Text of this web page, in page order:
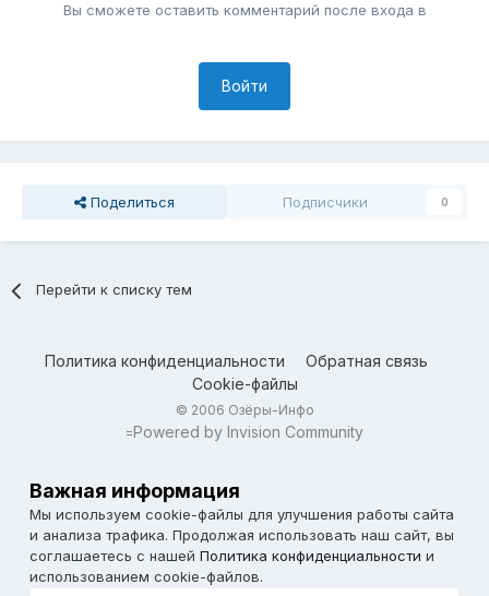
Вы сможете оставить комментарий после входа в
Войти
Поделиться Подписчики 0
Перейти к списку тем
Политика конфиденциальности
Обратная связь
Cookie-файлы
© 2006 Озёры-Инфо
=Powered by Invision Community
Важная информация
Мы используем cookie-файлы для улучшения работы сайта
и анализа трафика. Продолжая использовать наш сайт, вы
соглашаетесь с нашей Политика конфиденциальности и
использованием cookie-файлов.